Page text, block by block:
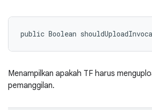
public Boolean
Menampilkan apakah TF harus
pemanggilan.